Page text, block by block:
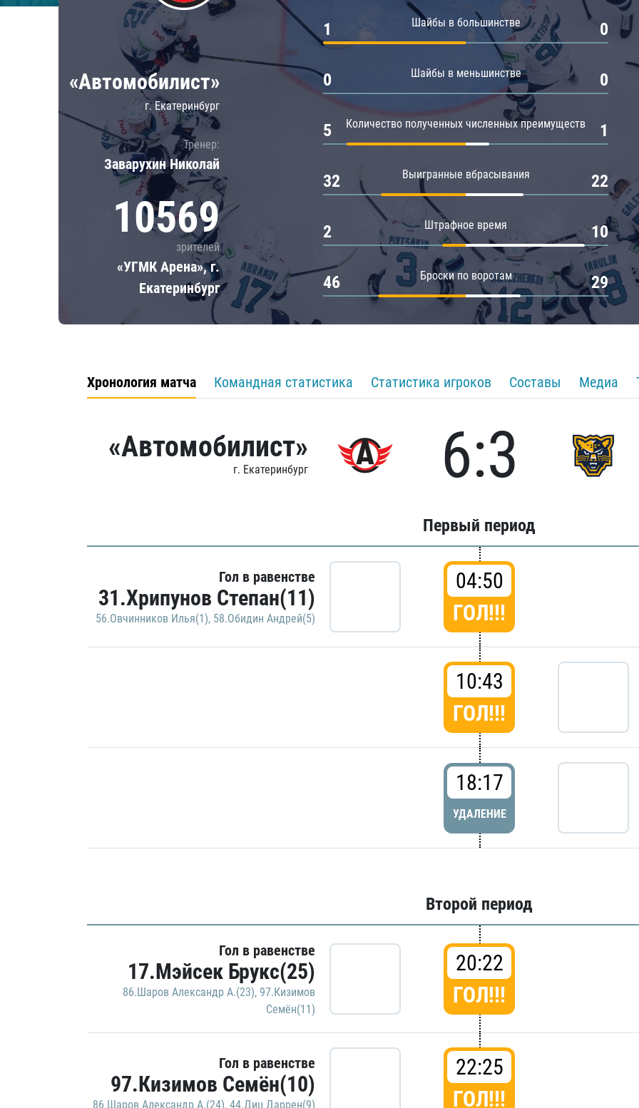
Локомотив
ЦСКА
Шанхайские Драконы
«Автомобилист»
г. Екатеринбург
Тренер:
Заварухин Николай
10569
зрителей
«УГМК Арена», г.
Екатеринбург
Шайбы в большинстве
1 0
Шайбы в меньшинстве
0 0
Количество полученных численных преимуществ
5 1
Выигранные вбрасывания
32 22
Штрафное время
2 10
Броски по воротам
46 29
Хронология матча Командная статистика Статистика игроков Составы Медиа
«Автомобилист»
г. Екатеринбург 6:3
Первый период
Гол в равенстве
31.Хрипунов Степан(11)
56.Овчинников Илья(1), 58.Обидин Андрей(5)
04:50
ГОЛ!!!
10:43
ГОЛ!!!
18:17
УДАЛЕНИЕ
Второй период
Гол в равенстве
17.Мэйсек Брукс(25)
86.Шаров Александр А.(23), 97.Кизимов
Семён(11)
20:22
ГОЛ!!!
Гол в равенстве
97.Кизимов Семён(10)
86.Шаров Александр А.(24), 44.Диц Даррен(9)
22:25
ГОЛ!!!